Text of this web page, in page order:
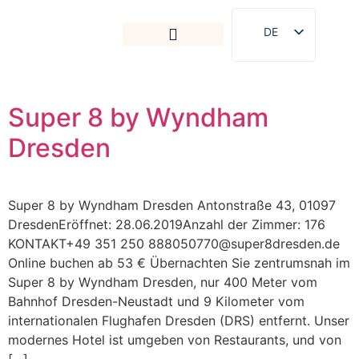
DE
EN
Super 8 by Wyndham
Dresden
Super 8 by Wyndham Dresden Antonstraße 43, 01097
DresdenEröffnet: 28.06.2019Anzahl der Zimmer: 176
KONTAKT+49 351 250 888050770@super8dresden.de
Online buchen ab 53 € Übernachten Sie zentrumsnah im
Super 8 by Wyndham Dresden, nur 400 Meter vom
Bahnhof Dresden-Neustadt und 9 Kilometer vom
internationalen Flughafen Dresden (DRS) entfernt. Unser
modernes Hotel ist umgeben von Restaurants, und von